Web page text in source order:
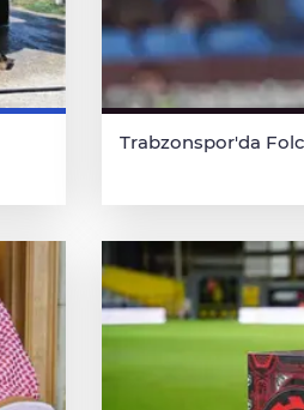
Trabzonspor'da